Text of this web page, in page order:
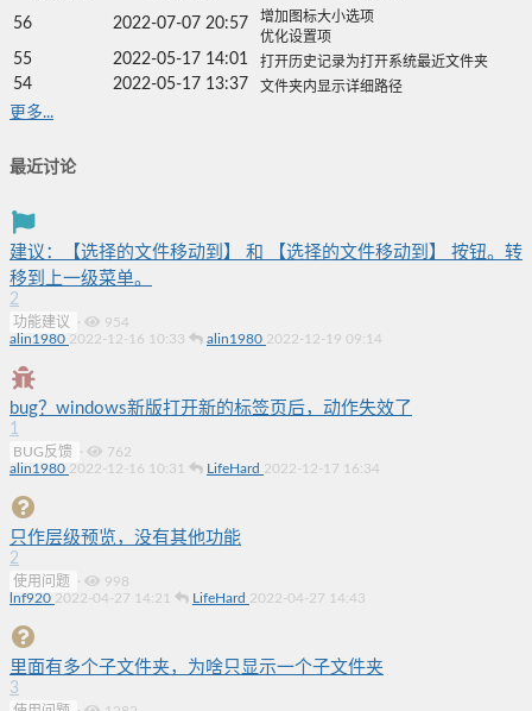
56 2022-07-07 20:57
增加图标大小选项
优化设置项
55 2022-05-17 14:01 打开历史记录为打开系统最近文件夹
54 2022-05-17 13:37 文件夹内显示详细路径
更多...
最近讨论
建议：【选择的文件移动到】 和 【选择的文件移动到】 按钮。转
移到上一级菜单。
2
功能建议 ·
954
alin1980 2022-12-16 10:33 alin1980 2022-12-19 09:14
bug？windows新版打开新的标签页后，动作失效了
1
BUG反馈 ·
762
alin1980 2022-12-16 10:31 LifeHard 2022-12-17 16:34
只作层级预览，没有其他功能
2
使用问题 ·
998
lnf920 2022-04-27 14:21 LifeHard 2022-04-27 14:43
里面有多个子文件夹，为啥只显示一个子文件夹
3